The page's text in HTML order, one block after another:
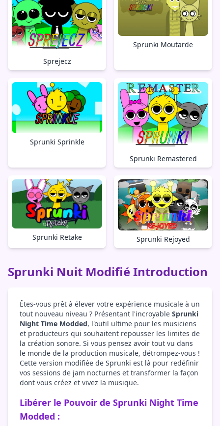
Sprejecz
Sprunki Moutarde
Sprunki Sprinkle
Sprunki Remastered
Sprunki Retake Sprunki Rejoyed
Sprunki Nuit Modifié Introduction
Êtes-vous prêt à élever votre expérience musicale à un
tout nouveau niveau ? Présentant l'incroyable Sprunki
Night Time Modded, l'outil ultime pour les musiciens
et producteurs qui souhaitent repousser les limites de
la création sonore. Si vous pensez avoir tout vu dans
le monde de la production musicale, détrompez-vous !
Cette version modifiée de Sprunki est là pour redéfinir
vos sessions de jam nocturnes et transformer la façon
dont vous créez et vivez la musique.
Libérer le Pouvoir de Sprunki Night Time
Modded :